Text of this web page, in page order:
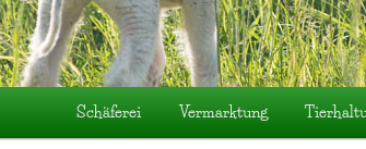
Schäferei Vermarktung